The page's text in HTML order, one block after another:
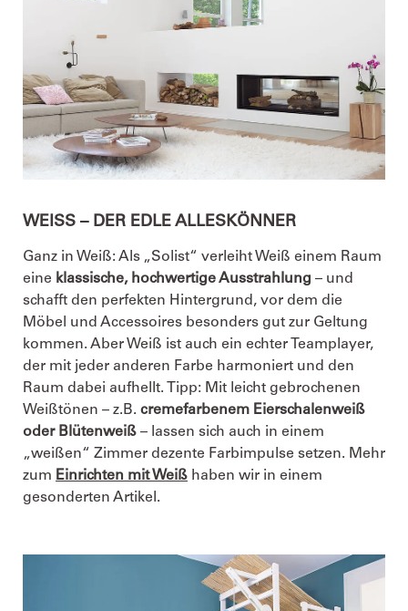
WEISS – DER EDLE ALLESKÖNNER
Ganz in Weiß: Als „Solist“ verleiht Weiß einem Raum
eine klassische, hochwertige Ausstrahlung – und
schafft den perfekten Hintergrund, vor dem die
Möbel und Accessoires besonders gut zur Geltung
kommen. Aber Weiß ist auch ein echter Teamplayer,
der mit jeder anderen Farbe harmoniert und den
Raum dabei aufhellt. Tipp: Mit leicht gebrochenen
Weißtönen – z.B. cremefarbenem Eierschalenweiß
oder Blütenweiß – lassen sich auch in einem
„weißen“ Zimmer dezente Farbimpulse setzen. Mehr
zum Einrichten mit Weiß haben wir in einem
gesonderten Artikel.